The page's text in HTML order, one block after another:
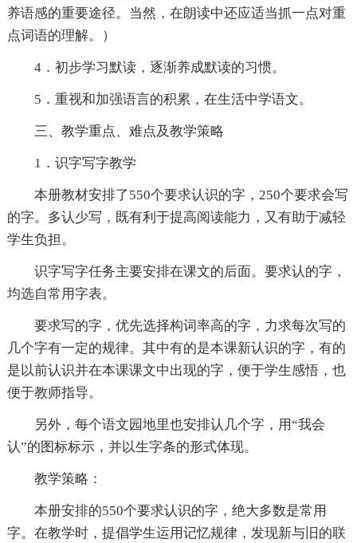
养语感的重要途径。当然，在朗读中还应适当抓一点对重
点词语的理解。）
4．初步学习默读，逐渐养成默读的习惯。
5．重视和加强语言的积累，在生活中学语文。
三、教学重点、难点及教学策略
1．识字写字教学
本册教材安排了550个要求认识的字，250个要求会写
的字。多认少写，既有利于提高阅读能力，又有助于减轻
学生负担。
识字写字任务主要安排在课文的后面。要求认的字，
均选自常用字表。
要求写的字，优先选择构词率高的字，力求每次写的
几个字有一定的规律。其中有的是本课新认识的字，有的
是以前认识并在本课课文中出现的字，便于学生感悟，也
便于教师指导。
另外，每个语文园地里也安排认几个字，用“我会
认”的图标标示，并以生字条的形式体现。
教学策略：
本册安排的550个要求认识的字，绝大多数是常用
字。在教学时，提倡学生运用记忆规律，发现新与旧的联